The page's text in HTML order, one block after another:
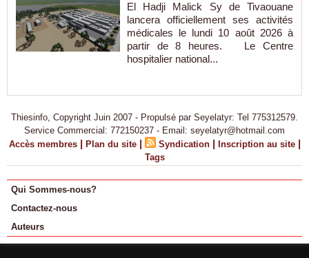
El Hadji Malick Sy de Tivaouane
lancera officiellement ses activités
médicales le lundi 10 août 2026 à
partir de 8 heures. Le Centre
hospitalier national...
Thiesinfo, Copyright Juin 2007 - Propulsé par Seyelatyr: Tel 775312579.
Service Commercial: 772150237 - Email: seyelatyr@hotmail.com
Accès membres | Plan du site | Syndication | Inscription au site |
Tags
Qui Sommes-nous?
Contactez-nous
Auteurs